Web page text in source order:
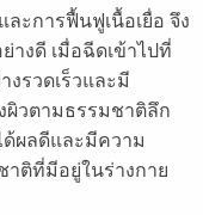
ะการฟื้นฟูเนื้อเยื่อ จึง
างดี เมื่อฉีดเข้าไปที่
รวดเร็วและมี
ผิวตามธรรมชาติลึก
ด้ผลดีและมีความ
าติที่มีอยู่ในร่างกาย